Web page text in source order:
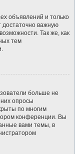
объявлений и только
достаточно важную
Так же, как
тем
больше не
опросы
по многим
конференции. Вы
вами темы, в